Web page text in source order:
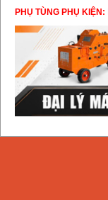
PHỤ TÙNG PHỤ KIỆN: